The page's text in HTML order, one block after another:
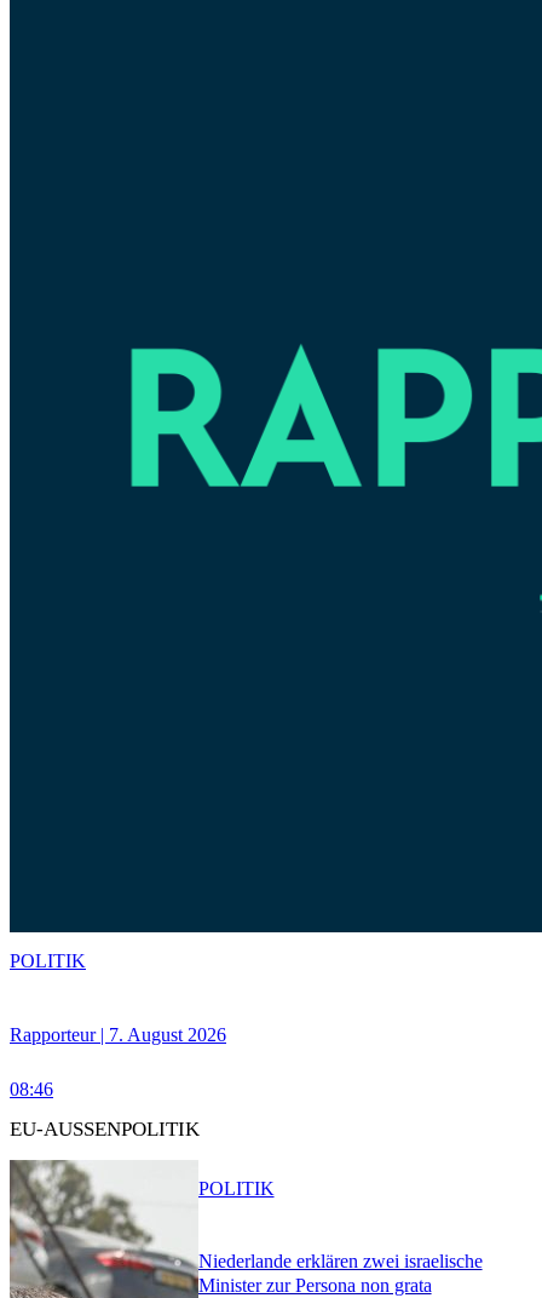
Rapporteur | 7. August 2026
08:46
POLITIK
EU-AUSSENPOLITIK
Niederlande erklären zwei israelische
Minister zur Persona non grata
POLITIK